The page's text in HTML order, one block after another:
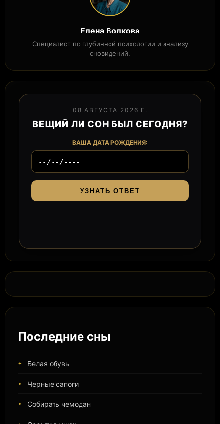
Елена Волкова
Специалист по глубинной психологии и анализу
сновидений.
08 АВГУСТА 2026 Г.
ВЕЩИЙ ЛИ СОН БЫЛ СЕГОДНЯ?
ВАША ДАТА РОЖДЕНИЯ:
УЗНАТЬ ОТВЕТ
Последние сны
Белая обувь
Черные сапоги
Собирать чемодан